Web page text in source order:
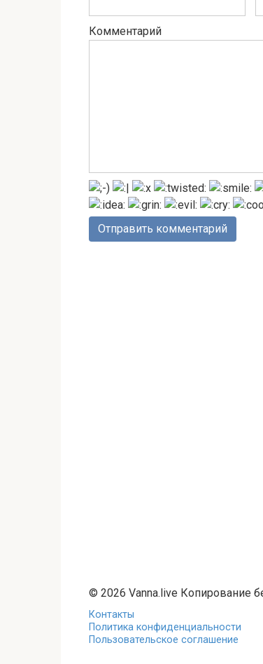
Комментарий
© 2026 Vanna.live Копирование
Контакты
Политика конфиденциальности
Пользовательское соглашение